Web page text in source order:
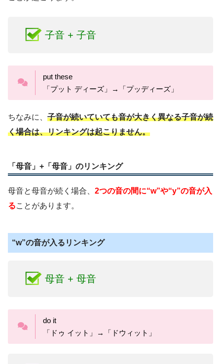
faith in
「カインド オブ」→「カインドブ」
子音 + 子音
put these
「プット ディーズ」→「プッディーズ」
ちなみに、 子音が続いていても音が大きく異なる子音が続
く場合は、リンキングは起こりません。
「母音」+「母音」のリンキング
母音と母音が続く場合、 2つの音の間に“w”や“y”の音が入
ることがあります。
“w”の音が入るリンキング
母音 + 母音
do it
「ドゥ イット」→「ドウィット」